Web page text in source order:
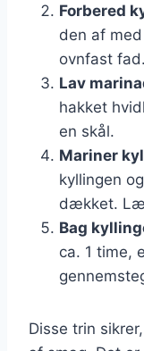
Forbered
den af
ovnfast fad.
Lav
hakket
en skål.
Mariner
kyllingen
dækket.
Bag
ca. 1 time,
Disse trin